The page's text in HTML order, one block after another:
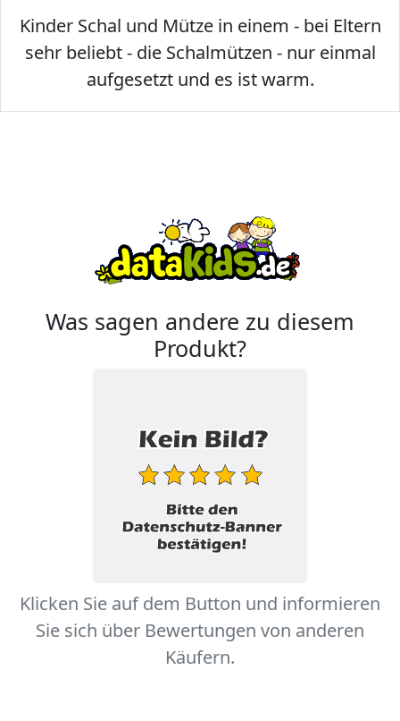
Kinder Schal und Mütze in einem - bei Eltern
sehr beliebt - die Schalmützen - nur einmal
aufgesetzt und es ist warm.
Was sagen andere zu diesem
Produkt?
Klicken Sie auf dem Button und informieren
Sie sich über Bewertungen von anderen
Käufern.